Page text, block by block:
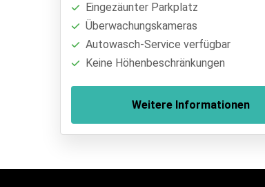
Eingezäunter Parkplatz
Überwachungskameras
Autowasch-Service verfügbar
Keine Höhenbeschränkungen
Weitere Informationen